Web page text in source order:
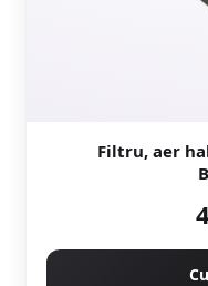
Filtru, aer